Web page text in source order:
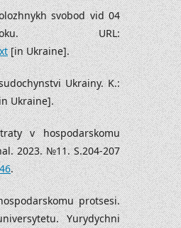
svobod vid 04
URL:
[in Ukraine].
Ukrainy. K.:
Ukraine].
v hospodarskomu
2023. №11. S.204-207
.
protsesi.
Yurydychni